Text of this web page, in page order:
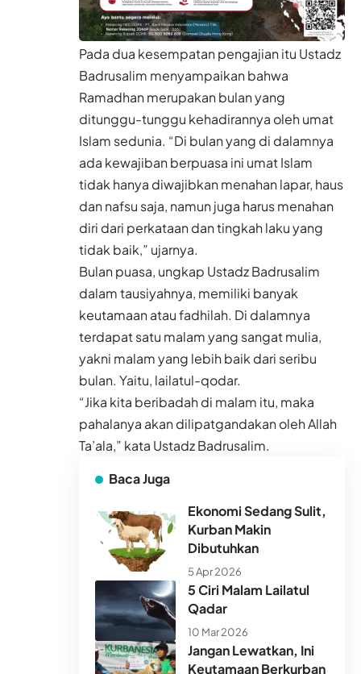
Pada dua kesempatan pengajian itu Ustadz
Badrusalim menyampaikan bahwa
Ramadhan merupakan bulan yang
ditunggu-tunggu kehadirannya oleh umat
Islam sedunia. “Di bulan yang di dalamnya
ada kewajiban berpuasa ini umat Islam
tidak hanya diwajibkan menahan lapar, haus
dan nafsu saja, namun juga harus menahan
diri dari perkataan dan tingkah laku yang
tidak baik,” ujarnya.
Bulan puasa, ungkap Ustadz Badrusalim
dalam tausiyahnya, memiliki banyak
keutamaan atau fadhilah. Di dalamnya
terdapat satu malam yang sangat mulia,
yakni malam yang lebih baik dari seribu
bulan. Yaitu, lailatul-qodar.
“Jika kita beribadah di malam itu, maka
pahalanya akan dilipatgandakan oleh Allah
Ta’ala,” kata Ustadz Badrusalim.
Baca Juga
Ekonomi Sedang Sulit,
Kurban Makin
Dibutuhkan
5 Apr 2026
5 Ciri Malam Lailatul
Qadar
10 Mar 2026
Jangan Lewatkan, Ini
Keutamaan Berkurban